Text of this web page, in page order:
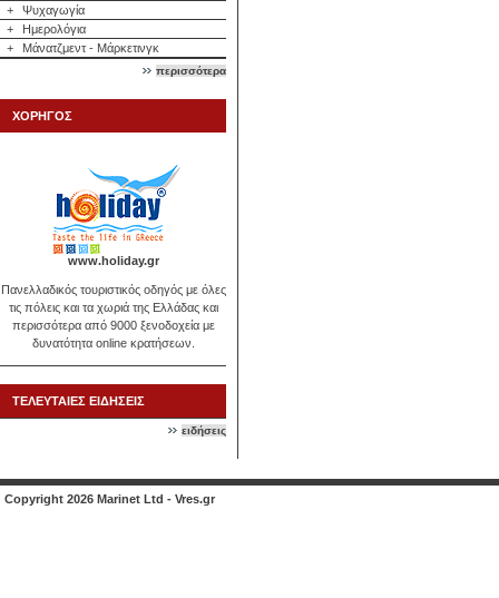
+
Ψυχαγωγία
+
Ημερολόγια
+
Μάνατζμεντ - Μάρκετινγκ
περισσότερα
ΧΟΡΗΓΟΣ
www.holiday.gr
Πανελλαδικός τουριστικός οδηγός με όλες
τις πόλεις και τα χωριά της Ελλάδας και
περισσότερα από 9000 ξενοδοχεία με
δυνατότητα online κρατήσεων.
ΤΕΛΕΥΤΑΙΕΣ ΕΙΔΗΣΕΙΣ
ειδήσεις
Copyright 2026 Marinet Ltd - Vres.gr